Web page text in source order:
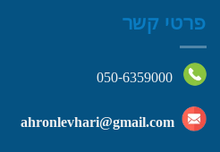
פרטי קשר
050-6359000
ahronlevhari@gmail.com